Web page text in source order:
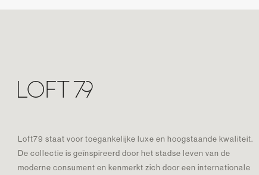
Loft79 staat voor toegankelijke luxe en hoogstaande kwaliteit.
De collectie is geïnspireerd door het stadse leven van de
moderne consument en kenmerkt zich door een internationale